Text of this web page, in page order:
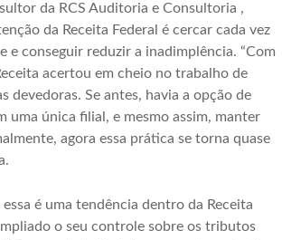
da RCS Auditoria e Consultoria ,
da Receita Federal é cercar cada vez
e conseguir reduzir a inadimplência. “Com
acertou em cheio no trabalho de
devedoras. Se antes, havia a opção de
uma única filial, e mesmo assim, manter
agora essa prática se torna quase
é uma tendência dentro da Receita
o seu controle sobre os tributos